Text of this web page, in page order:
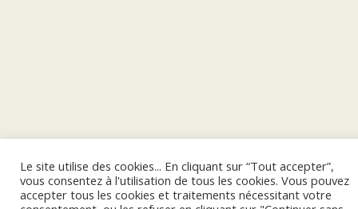
Le site utilise des cookies... En cliquant sur “Tout accepter”,
vous consentez à l'utilisation de tous les cookies. Vous pouvez
accepter tous les cookies et traitements nécessitant votre